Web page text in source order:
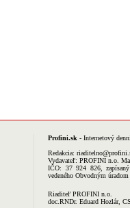
Profini.sk - Internetový
Redakcia:
Vydavateľ: PROFINI n.o.
IČO: 37 924 826, zapísaný
vedeného Obvodným
Riaditeľ PROFINI n.o.
doc.RNDr. Eduard Hozlár,